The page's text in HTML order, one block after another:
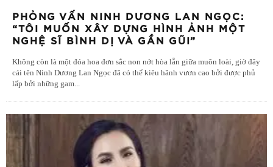
PHỎNG VẤN NINH DƯƠNG LAN NGỌC:
“TÔI MUỐN XÂY DỰNG HÌNH ẢNH MỘT
NGHỆ SĨ BÌNH DỊ VÀ GẦN GŨI”
Không còn là một đóa hoa đơn sắc non nớt hòa lẫn giữa muôn loài, giờ đây
cái tên Ninh Dương Lan Ngọc đã có thể kiêu hãnh vươn cao bởi được phủ
lấp bởi những gam